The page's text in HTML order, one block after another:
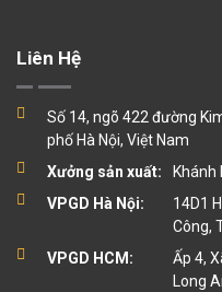
Liên Hệ
Số 14, ngõ 422 đường
phố Hà Nội, Việt Nam
Xưởng sản xuất:
Khánh
VPGD Hà Nội:
14D1
Công,
VPGD HCM:
Ấp 4,
Long